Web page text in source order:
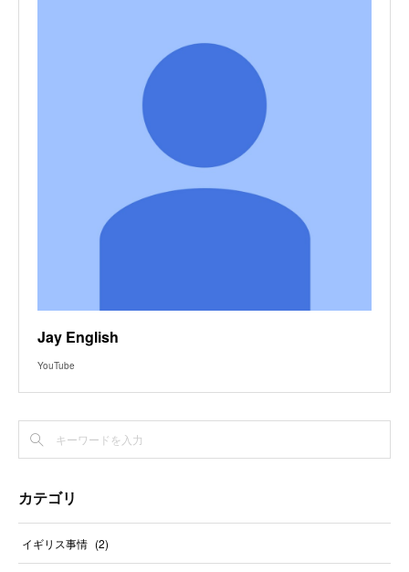
Jay English
YouTube
カテゴリ
イギリス事情 (2)